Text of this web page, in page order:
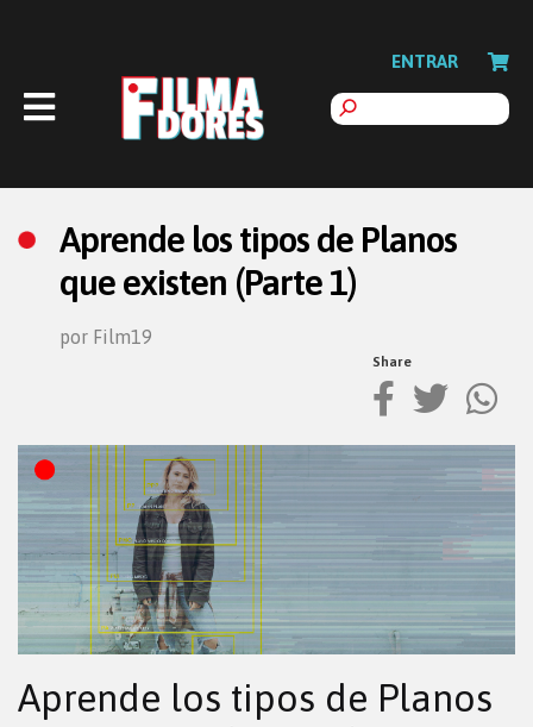
ENTRAR
Aprende los tipos de Planos
que existen (Parte 1)
por Film19
Share
Aprende los tipos de Planos